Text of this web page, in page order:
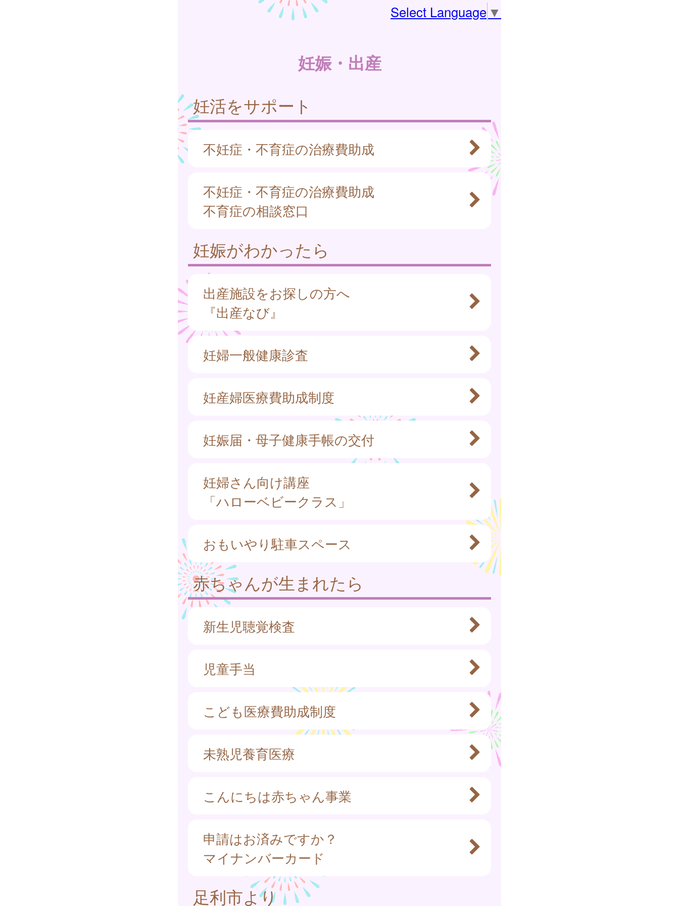
Select Language ▼
妊娠・出産
妊活をサポート
不妊症・不育症の治療費助成
不妊症・不育症の治療費助成
不育症の相談窓口
妊娠がわかったら
出産施設をお探しの方へ
『出産なび』
妊婦一般健康診査
妊産婦医療費助成制度
妊娠届・母子健康手帳の交付
妊婦さん向け講座
「ハローベビークラス」
おもいやり駐車スペース
赤ちゃんが生まれたら
新生児聴覚検査
児童手当
こども医療費助成制度
未熟児養育医療
こんにちは赤ちゃん事業
申請はお済みですか？
マイナンバーカード
足利市より